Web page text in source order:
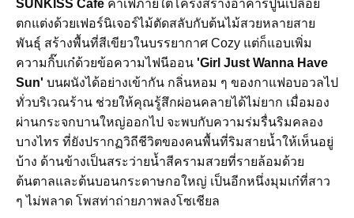
SUNKISS Cafe คาเฟ่ภายใต้โครงสร้างอาคารปูนเปลือย
ตกแต่งด้วยเฟอร์นิเจอร์ไม้ตัดสลับกับต้นไม้สวยหลายสาย
พันธุ์ สร้างพื้นที่สีเขียวในบรรยากาศ Cozy แต่ก็แอบเพิ่ม
ความกิ๊บเก๋ด้วยข้อความไฟนีออน 'Girl Just Wanna Have
Sun' บนผนังได้อย่างเข้ากัน กลิ่นหอม ๆ ของกาแฟอบอวลไป
ทั่วบริเวณร้าน ช่วยให้คุณรู้สึกผ่อนคลายได้ไม่ยาก เมื่อมอง
ผ่านกระจกบานใหญ่ออกไป จะพบกับความร่มรื่นริมคลอง
บางไทร ที่ยังปรากฏวิถีชีวิตของคนพื้นที่ริมสายน้ำให้เห็นอยู่
บ้าง ด้านข้างเป็นสระว่ายน้ำสีครามสวยที่รายล้อมด้วย
ต้นตาลและต้นบอนกระดาษกอใหญ่ เป็นอีกหนึ่งมุมเก๋ที่สาว
ๆ ไม่พลาด โพสท่าถ่ายภาพลงโซเชียล